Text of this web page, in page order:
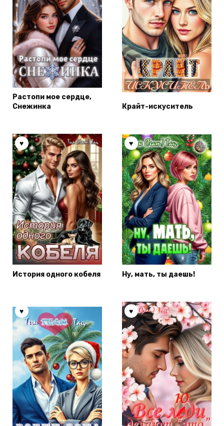
Растопи мое сердце,
Снежинка
Крайт-искуситель
История одного кобеля Ну, мать, ты даешь!